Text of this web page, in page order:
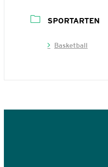
SPORTARTEN
Basketball